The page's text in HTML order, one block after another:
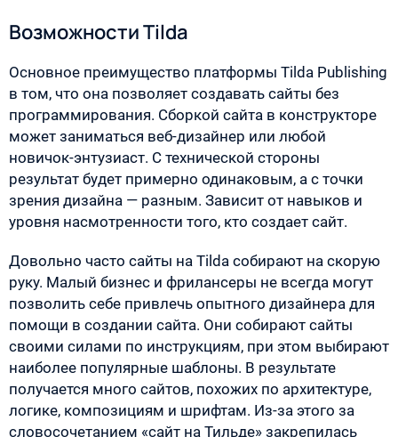
Возможности Tilda
Основное преимущество платформы Tilda Publishing
в том, что она позволяет создавать сайты без
программирования. Сборкой сайта в конструкторе
может заниматься веб-дизайнер или любой
новичок-энтузиаст. С технической стороны
результат будет примерно одинаковым, а с точки
зрения дизайна — разным. Зависит от навыков и
уровня насмотренности того, кто создает сайт.
Довольно часто сайты на Tilda собирают на скорую
руку. Малый бизнес и фрилансеры не всегда могут
позволить себе привлечь опытного дизайнера для
помощи в создании сайта. Они собирают сайты
своими силами по инструкциям, при этом выбирают
наиболее популярные шаблоны. В результате
получается много сайтов, похожих по архитектуре,
логике, композициям и шрифтам. Из-за этого за
словосочетанием «сайт на Тильде» закрепилась